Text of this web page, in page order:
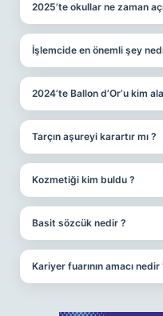
2025’te okullar ne zaman
İşlemcide en önemli şey
2024’te Ballon d’Or’u kim
Tarçın aşureyi karartır mı ?
Kozmetiği kim buldu ?
Basit sözcük nedir ?
Kariyer fuarının amacı nedir